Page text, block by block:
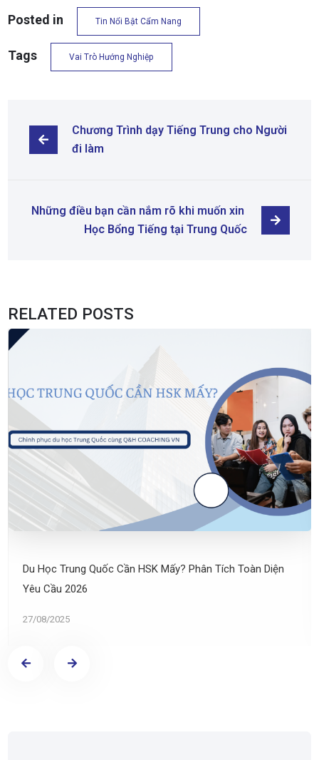
Posted in Tin Nổi Bật Cẩm Nang
Tags Vai Trò Hướng Nghiệp
Chương Trình dạy Tiếng Trung cho Người
đi làm
Những điều bạn cần nắm rõ khi muốn xin
Học Bổng Tiếng tại Trung Quốc
RELATED POSTS
Du Học Trung Quốc Cần HSK Mấy? Phân Tích Toàn Diện
Yêu Cầu 2026
27/08/2025